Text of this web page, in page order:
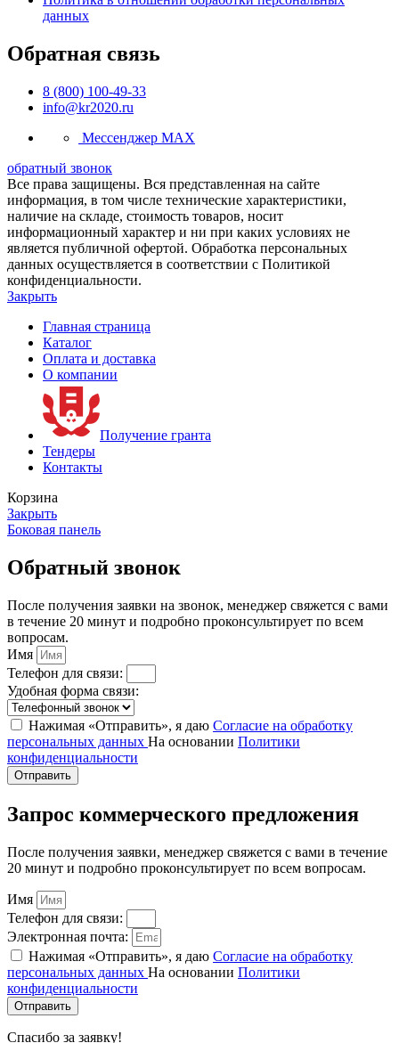
данных
Обратная связь
8 (800) 100-49-33
info@kr2020.ru
Мессенджер MAX
обратный звонок
Все права защищены. Вся представленная на сайте
информация, в том числе технические характеристики,
наличие на складе, стоимость товаров, носит
информационный характер и ни при каких условиях не
является публичной офертой. Обработка персональных
данных осуществляется в соответствии с Политикой
конфиденциальности.
Закрыть
Главная страница
Каталог
Оплата и доставка
О компании
Получение гранта
Тендеры
Контакты
Корзина
Закрыть
Боковая панель
Обратный звонок
После получения заявки на звонок, менеджер свяжется с вами
в течение 20 минут и подробно проконсультирует по всем
вопросам.
Имя
Телефон для связи:
Удобная форма связи:
Нажимая «Отправить», я даю Согласие на обработку
персональных данных На основании Политики
конфиденциальности
Отправить
Запрос коммерческого предложения
После получения заявки, менеджер свяжется с вами в течение
20 минут и подробно проконсультирует по всем вопросам.
Имя
Телефон для связи:
Электронная почта:
Нажимая «Отправить», я даю Согласие на обработку
персональных данных На основании Политики
конфиденциальности
Отправить
Спасибо за заявку!